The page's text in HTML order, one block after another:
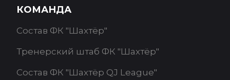
КОМАНДА
Состав ФК "Шахтёр"
Тренерский штаб ФК "Шахтёр"
Состав ФК "Шахтёр QJ League"